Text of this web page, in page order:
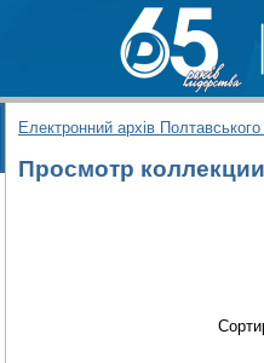
Електронний архів Полтавського
Просмотр